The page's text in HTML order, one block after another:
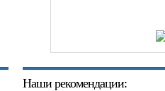
Наши рекомендации: